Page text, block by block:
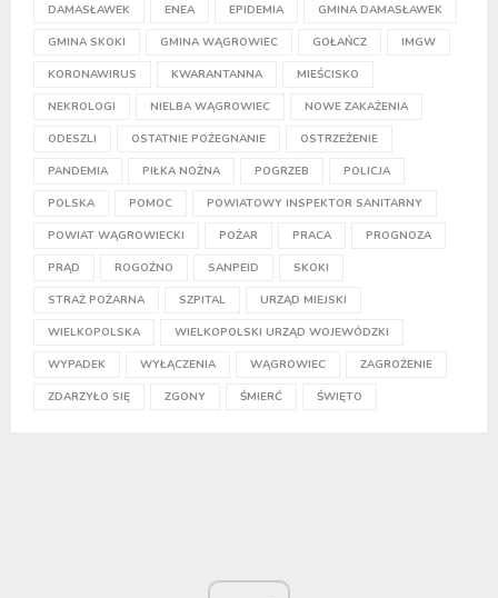
DAMASŁAWEK ENEA EPIDEMIA GMINA DAMASŁAWEK
GMINA SKOKI GMINA WĄGROWIEC GOŁAŃCZ IMGW
KORONAWIRUS KWARANTANNA MIEŚCISKO
NEKROLOGI NIELBA WĄGROWIEC NOWE ZAKAŻENIA
ODESZLI OSTATNIE POŻEGNANIE OSTRZEŻENIE
PANDEMIA PIŁKA NOŻNA POGRZEB POLICJA
POLSKA POMOC POWIATOWY INSPEKTOR SANITARNY
POWIAT WĄGROWIECKI POŻAR PRACA PROGNOZA
PRĄD ROGOŹNO SANPEID SKOKI
STRAŻ POŻARNA SZPITAL URZĄD MIEJSKI
WIELKOPOLSKA WIELKOPOLSKI URZĄD WOJEWÓDZKI
WYPADEK WYŁĄCZENIA WĄGROWIEC ZAGROŻENIE
ZDARZYŁO SIĘ ZGONY ŚMIERĆ ŚWIĘTO